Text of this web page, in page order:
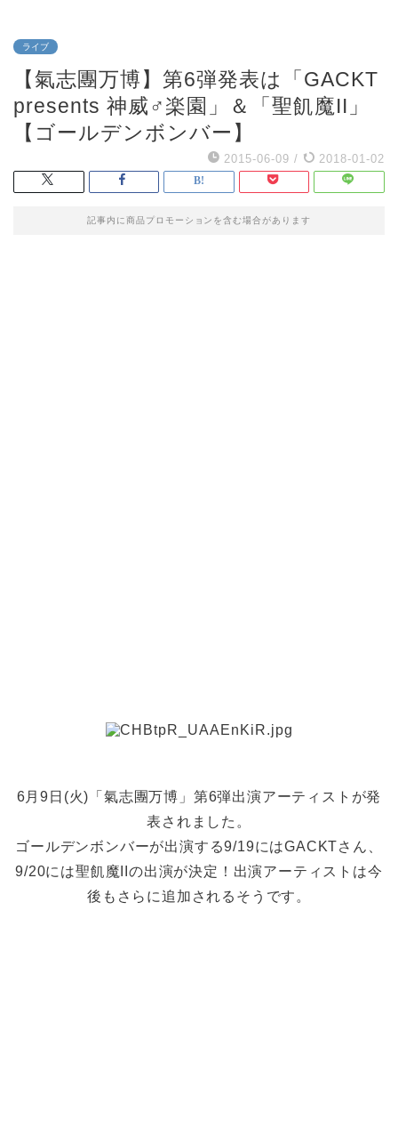
ライブ
【氣志團万博】第6弾発表は「GACKT
presents 神威♂楽園」＆「聖飢魔II」
【ゴールデンボンバー】
2015-06-09 / 2018-01-02
記事内に商品プロモーションを含む場合があります
6月9日(火)「氣志團万博」第6弾出演アーティストが発
表されました。
ゴールデンボンバーが出演する9/19にはGACKTさん、
9/20には聖飢魔IIの出演が決定！出演アーティストは今
後もさらに追加されるそうです。